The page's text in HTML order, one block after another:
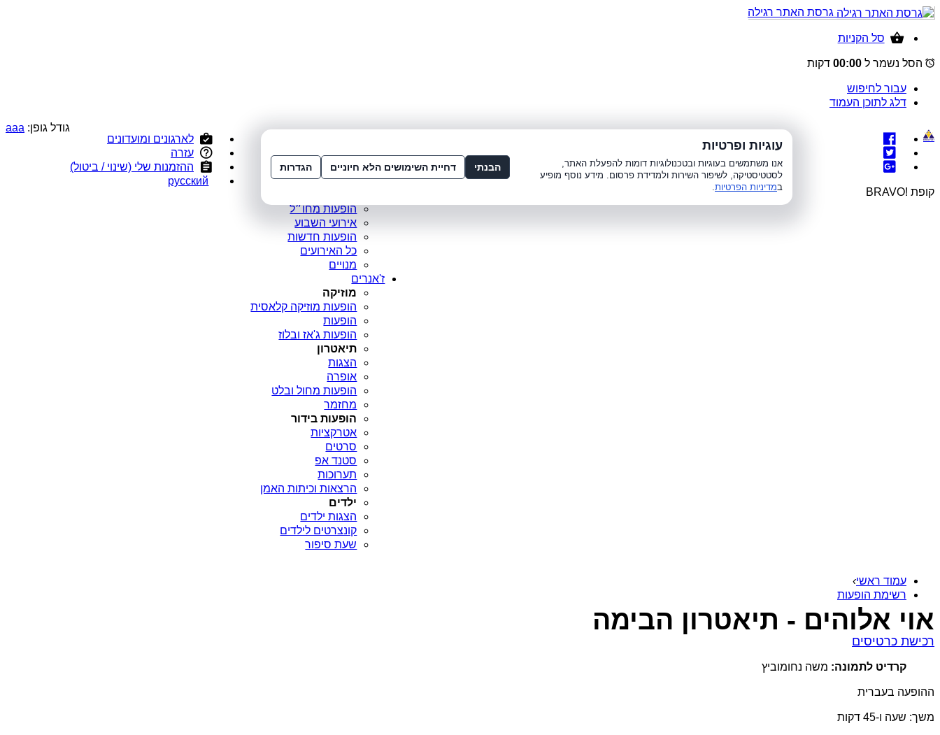
גרסת האתר רגילה
סל הקניות
הסל נשמר ל 00:00 דקות
עבור לחיפוש
דלג לתוכן העמוד
גודל גופן: aaa
קופת !BRAVO
עמוד ראשי
סופר פרייס
מופעים מומלצים
הופעות מחו״ל
אירועי השבוע
הופעות חדשות
כל האירועים
מנויים
ז'אנרים
מוזיקה
הופעות מוזיקה קלאסית
הופעות
הופעות ג'אז ובלוז
תיאטרון
הצגות
אופרה
הופעות מחול ובלט
מחזמר
הופעות בידור
אטרקציות
סרטים
סטנד אפ
תערוכות
הרצאות וכיתות האמן
ילדים
הצגות ילדים
קונצרטים לילדים
שעת סיפור
לארגונים ומועדונים
עזרה
ההזמנות שלי (שינוי / ביטול)
русский
עמוד ראשי›
רשימת הופעות
אוי אלוהים - תיאטרון הבימה
רכישת כרטיסים
קרדיט לתמונה: משה נחומוביץ
ההופעה בעברית
משך: שעה ו-45 דקות
עוגיות ופרטיות
אנו משתמשים בעוגיות ובטכנולוגיות דומות להפעלת האתר,
לסטטיסטיקה, לשיפור השירות ולמדידת פרסום. מידע נוסף מופיע
במדיניות הפרטיות
הבנתי דחיית השימושים הלא חיוניים הגדרות